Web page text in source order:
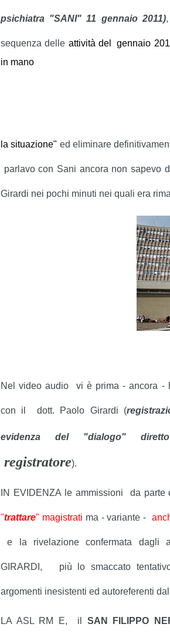
psichiatra "SANI" 11 gennaio 2011),
sequenza delle attività del
gennaio
in mano
la situazione" ed eliminare
parlavo con Sani ancora non sapevo
Girardi nei pochi minuti nei quali era
Nel video audio vi è prima - ancora -
con il dott. Paolo Girardi (
evidenza del "dialogo" diretto
registratore).
IN EVIDENZA le ammissioni da
"trattare" magistrati ma - variante -
e la rivelazione confermata dagli
GIRARDI, più lo smaccato
argomenti inesistenti ed autoreferenti
LA ASL RM E, il SAN FILIPPO